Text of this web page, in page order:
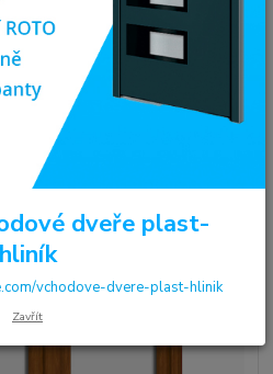
cm,
dub/bílé,
dveře plast-
hliník
vchodove-dvere-plast-hlinik
Zavřít